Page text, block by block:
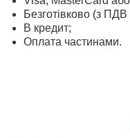
Безготівково (з
В кредит;
Оплата частинами.